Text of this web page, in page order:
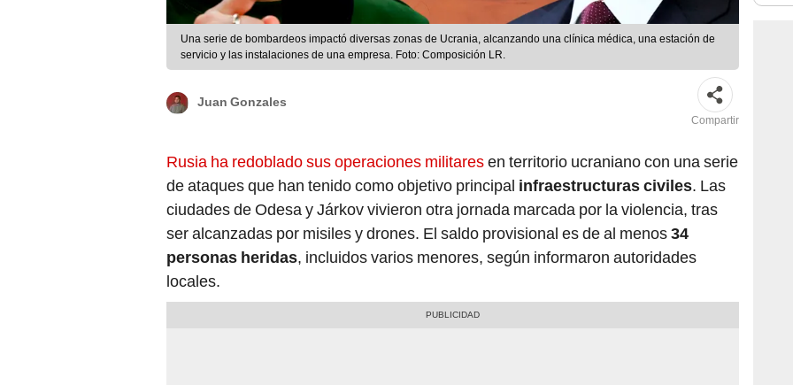
Una serie de bombardeos impactó diversas zonas de Ucrania, alcanzando una clínica médica, una estación de
servicio y las instalaciones de una empresa. Foto: Composición LR.
Juan Gonzales
Compartir
Rusia ha redoblado sus operaciones militaresen territorio ucraniano con una serie
de ataques que han tenido como objetivo principal infraestructuras civiles. Las
ciudades de Odesa y Járkov vivieron otra jornada marcada por la violencia, tras
ser alcanzadas por misiles y drones. El saldo provisional es de al menos34
personas heridas, incluidos varios menores, según informaron autoridades
locales.